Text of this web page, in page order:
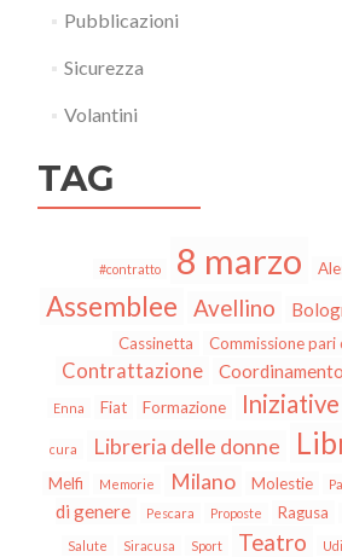
Pubblicazioni
Sicurezza
Volantini
TAG
#contratto 8 marzo
Assemblee Avellino
Cassinetta
Commissione
Contrattazione
Enna Fiat Formazione
cura Libreria delle donne
Melfi Memorie Milano Molestie
di genere
Pescara Proposte Ragusa
Salute Siracusa Sport Teatro Udi